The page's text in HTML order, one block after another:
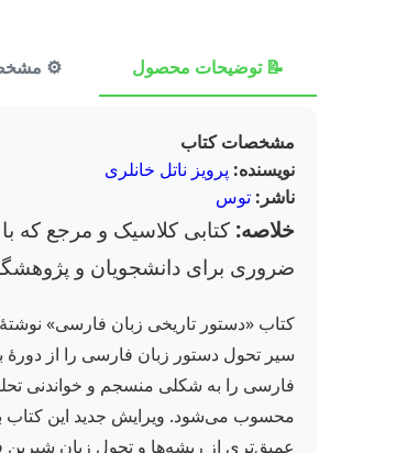
📝 توضیحات محصول ⚙️
مشخصات کتاب
نویسنده: پرویز ناتل خانلری
ناشر: توس
خلاصه: کتابی کلاسیک و مرجع که
ضروری برای دانشجویان و
کتاب «دستور تاریخی زبان فارسی» نوشتهٔ
سیر تحول دستور زبان فارسی را از دورهٔ
فارسی را به شکلی منسجم و خواندنی
عمیق‌تری از ریشه‌ها و تحول زبان شیرین